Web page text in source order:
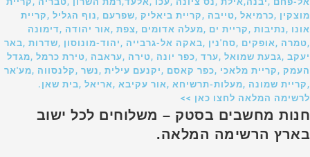
מוצקין ,כרמיאל ,טייבה ,קריית ביאליק ,שפרעם ,נוף הגליל ,קריית
אונו ,נתיבות ,קריית ים ,מעלה אדומים ,צפת ,אור יהודה ,דימונה
,טמרה ,אופקים ,סח'נין ,באקה אל-גרבייה ,יהוד-מונוסון ,שדרות ,באר
יעקב ,גבעת שמואל ,ערד ,כפר יונה ,טירה ,עראבה ,טירת כרמל ,מגדל
העמק ,קריית מלאכי ,כפר קאסם ,יקנעם עילית ,נשר ,קלנסווה ,מע'אר
,קריית שמונה ,מעלות-תרשיחא ,אור עקיבא ,אריאל ,בית שאן.
לרשימה המלאה לחצו כאן >>
חנות מחשבים בסטק – משלוחים לכל ישוב
בארץ הרשימה המלאה.